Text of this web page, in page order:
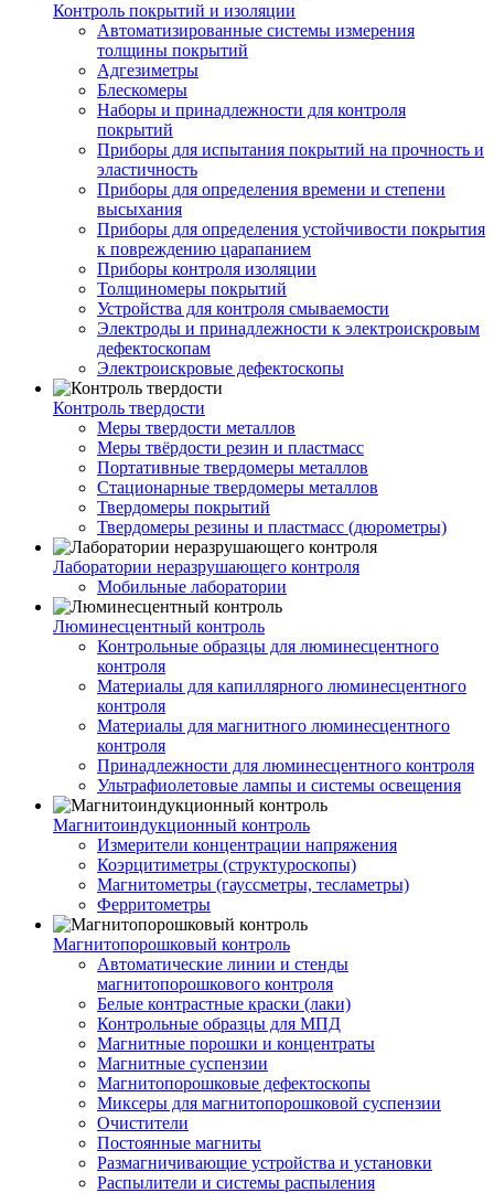
Контроль покрытий и изоляции
Автоматизированные системы измерения
толщины покрытий
Адгезиметры
Блескомеры
Наборы и принадлежности для контроля
покрытий
Приборы для испытания покрытий на прочность и
эластичность
Приборы для определения времени и степени
высыхания
Приборы для определения устойчивости покрытия
к повреждению царапанием
Приборы контроля изоляции
Толщиномеры покрытий
Устройства для контроля смываемости
Электроды и принадлежности к электроискровым
дефектоскопам
Электроискровые дефектоскопы
Контроль твердости
Меры твердости металлов
Меры твёрдости резин и пластмасс
Портативные твердомеры металлов
Стационарные твердомеры металлов
Твердомеры покрытий
Твердомеры резины и пластмасс (дюрометры)
Лаборатории неразрушающего контроля
Мобильные лаборатории
Люминесцентный контроль
Контрольные образцы для люминесцентного
контроля
Материалы для капиллярного люминесцентного
контроля
Материалы для магнитного люминесцентного
контроля
Принадлежности для люминесцентного контроля
Ультрафиолетовые лампы и системы освещения
Магнитоиндукционный контроль
Измерители концентрации напряжения
Коэрцитиметры (структуроскопы)
Магнитометры (гауссметры, тесламетры)
Ферритометры
Магнитопорошковый контроль
Автоматические линии и стенды
магнитопорошкового контроля
Белые контрастные краски (лаки)
Контрольные образцы для МПД
Магнитные порошки и концентраты
Магнитные суспензии
Магнитопорошковые дефектоскопы
Миксеры для магнитопорошковой суспензии
Очистители
Постоянные магниты
Размагничивающие устройства и установки
Распылители и системы распыления